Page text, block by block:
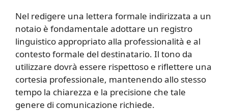
Nel redigere una lettera formale indirizzata a un
notaio è fondamentale adottare un registro
linguistico appropriato alla professionalità e al
contesto formale del destinatario. Il tono da
utilizzare dovrà essere rispettoso e riflettere una
cortesia professionale, mantenendo allo stesso
tempo la chiarezza e la precisione che tale
genere di comunicazione richiede.